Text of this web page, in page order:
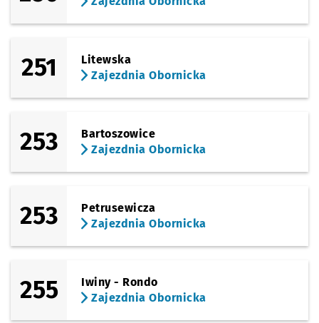
251
Litewska
Zajezdnia Obornicka
253
Bartoszowice
Zajezdnia Obornicka
253
Petrusewicza
Zajezdnia Obornicka
255
Iwiny - Rondo
Zajezdnia Obornicka